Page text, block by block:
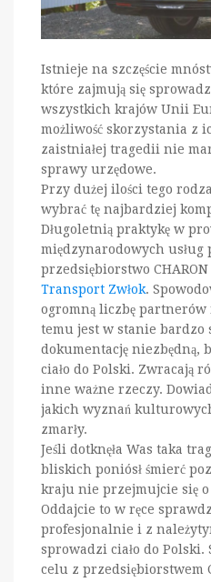
Istnieje na szczęście
które zajmują się
wszystkich krajów Unii
możliwość skorzystania z
zaistniałej tragedii nie
sprawy urzędowe.
Przy dużej ilości tego
wybrać tę najbardziej
Długoletnią praktykę w
międzynarodowych usług
przedsiębiorstwo CHARON
Transport Zwłok.
ogromną liczbę partnerów
temu jest w stanie bardzo
dokumentację niezbędną,
ciało do Polski. Zwracają
inne ważne rzeczy.
jakich wyznań
zmarły.
Jeśli dotknęła Was taka
bliskich poniósł śmierć
kraju nie przejmujcie się
Oddajcie to w ręce
profesjonalnie i z
sprowadzi ciało do Polski.
celu z przedsiębiorstwem